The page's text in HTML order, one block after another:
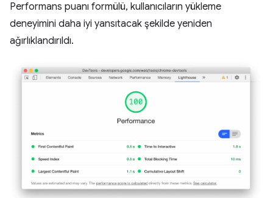
Performans puanı formülü, kullanıcıların yükleme
deneyimini daha iyi yansıtacak şekilde yeniden
ağırlıklandırıldı.